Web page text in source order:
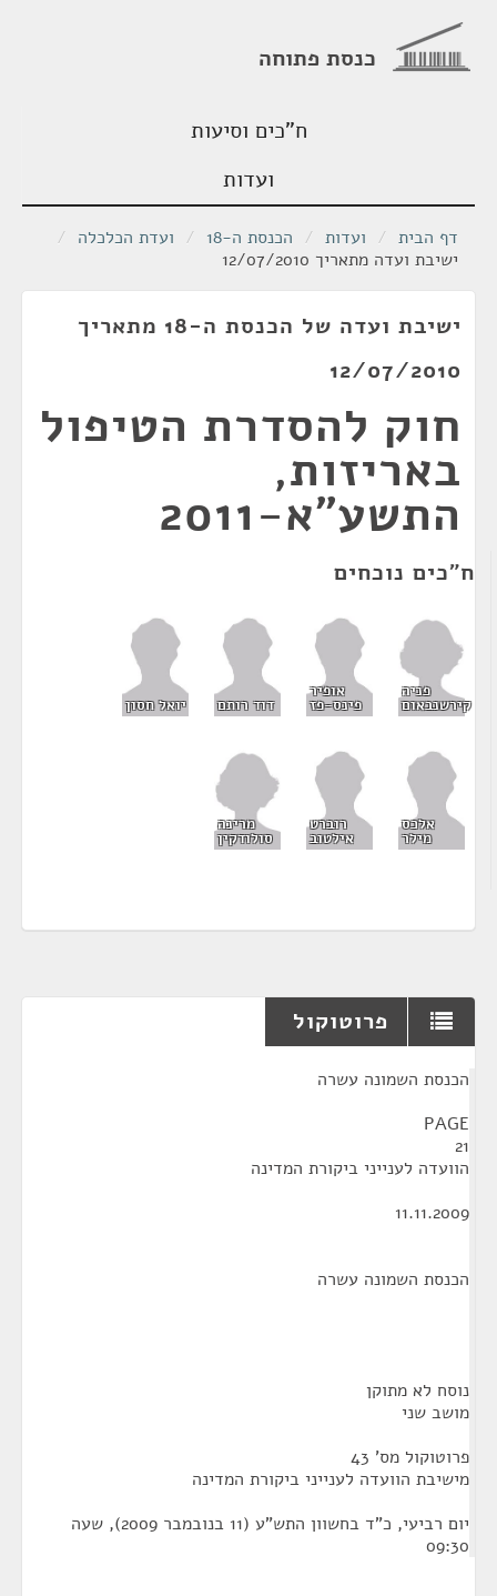
כנסת פתוחה
ח"כים וסיעות
ועדות
דף הבית / ועדות / הכנסת ה-18 / ועדת הכלכלה /
ישיבת ועדה מתאריך 12/07/2010
ישיבת ועדה של הכנסת ה-18 מתאריך
12/07/2010
חוק להסדרת הטיפול
באריזות,
התשע"א-2011
ח"כים נוכחים
פניה
קירשנבאום
אופיר
פינס-פז דוד רותם יואל חסון
אלכס
מילר
רוברט
אילטוב
מרינה
סולודקין
פרוטוקול
הכנסת השמונה עשרה
PAGE
21
הוועדה לענייני ביקורת המדינה
11.11.2009
הכנסת השמונה עשרה
נוסח לא מתוקן
מושב שני
פרוטוקול מס' 43
מישיבת הוועדה לענייני ביקורת המדינה
יום רביעי, כ"ד בחשוון התש"ע (11 בנובמבר 2009), שעה
09:30